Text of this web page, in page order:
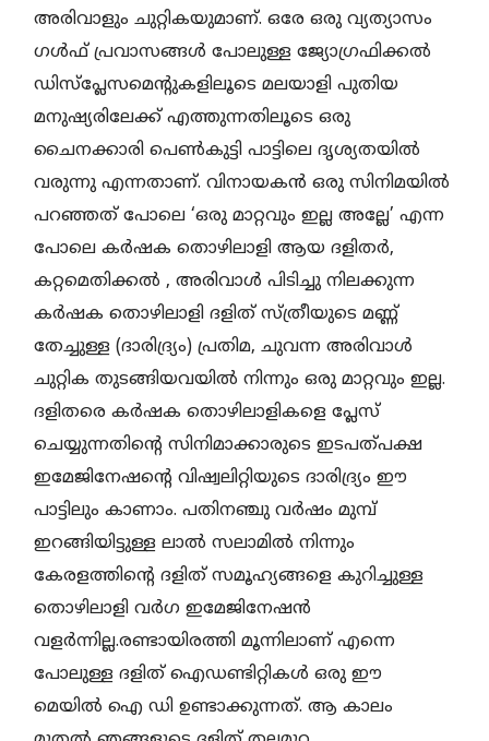
അരിവാളും ചുറ്റികയുമാണ്. ഒരേ ഒരു വ്യത്യാസം
ഗൾഫ് പ്രവാസങ്ങൾ പോലുള്ള ജ്യോഗ്രഫിക്കൽ
ഡിസ്പ്ലേസമെന്റുകളിലൂടെ മലയാളി പുതിയ
മനുഷ്യരിലേക്ക് എത്തുന്നതിലൂടെ ഒരു
ചൈനക്കാരി പെൺകുട്ടി പാട്ടിലെ ദൃശ്യതയിൽ
വരുന്നു എന്നതാണ്. വിനായകൻ ഒരു സിനിമയിൽ
പറഞ്ഞത് പോലെ ‘ഒരു മാറ്റവും ഇല്ല അല്ലേ’ എന്ന
പോലെ കർഷക തൊഴിലാളി ആയ ദളിതർ,
കറ്റമെതിക്കൽ , അരിവാൾ പിടിച്ചു നിലക്കുന്ന
കർഷക തൊഴിലാളി ദളിത് സ്ത്രീയുടെ മണ്ണ്
തേച്ചുള്ള (ദാരിദ്ര്യം) പ്രതിമ, ചുവന്ന അരിവാൾ
ചുറ്റിക തുടങ്ങിയവയിൽ നിന്നും ഒരു മാറ്റവും ഇല്ല.
ദളിതരെ കർഷക തൊഴിലാളികളെ പ്ലേസ്
ചെയ്യുന്നതിന്റെ സിനിമാക്കാരുടെ ഇടപത്പക്ഷ
ഇമേജിനേഷന്റെ വിഷ്വലിറ്റിയുടെ ദാരിദ്ര്യം ഈ
പാട്ടിലും കാണാം. പതിനഞ്ചു വർഷം മുമ്പ്
ഇറങ്ങിയിട്ടുള്ള ലാൽ സലാമിൽ നിന്നും
കേരളത്തിന്റെ ദളിത് സമൂഹ്യങ്ങളെ കുറിച്ചുള്ള
തൊഴിലാളി വർഗ ഇമേജിനേഷൻ
വളർന്നില്ല.രണ്ടായിരത്തി മൂന്നിലാണ് എന്നെ
പോലുള്ള ദളിത് ഐഡണ്ടിറ്റികൾ ഒരു ഈ
മെയിൽ ഐ ഡി ഉണ്ടാക്കുന്നത്. ആ കാലം